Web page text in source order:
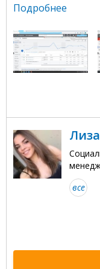
Подробнее
все